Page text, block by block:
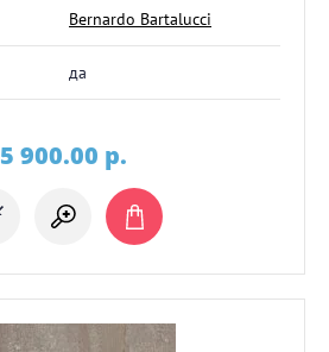
Bernardo Bartalucci
да
5 900.00 p.